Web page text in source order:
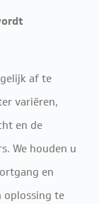
af te
variëren,
en de
We houden u
en
oplossing te